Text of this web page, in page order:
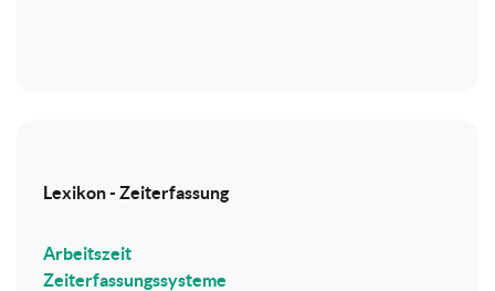
Lexikon - Zeiterfassung
Arbeitszeit
Zeiterfassungssysteme